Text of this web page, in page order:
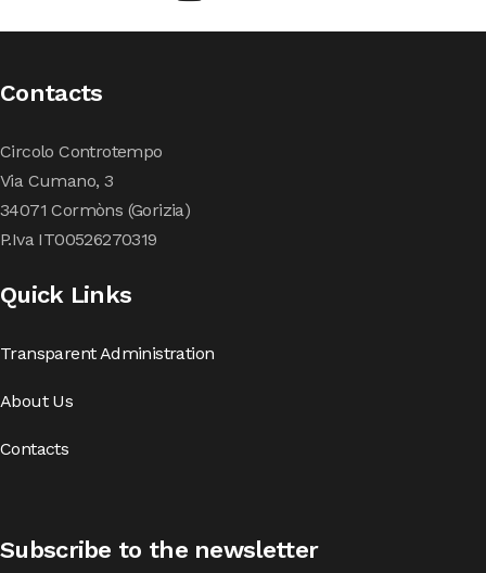
Contacts
Circolo Controtempo
Via Cumano, 3
34071 Cormòns (Gorizia)
P.Iva IT00526270319
Quick Links
Transparent Administration
About Us
Contacts
Subscribe to the newsletter